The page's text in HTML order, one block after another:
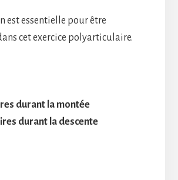
est essentielle pour être
cet exercice polyarticulaire.
durant la montée
durant la descente